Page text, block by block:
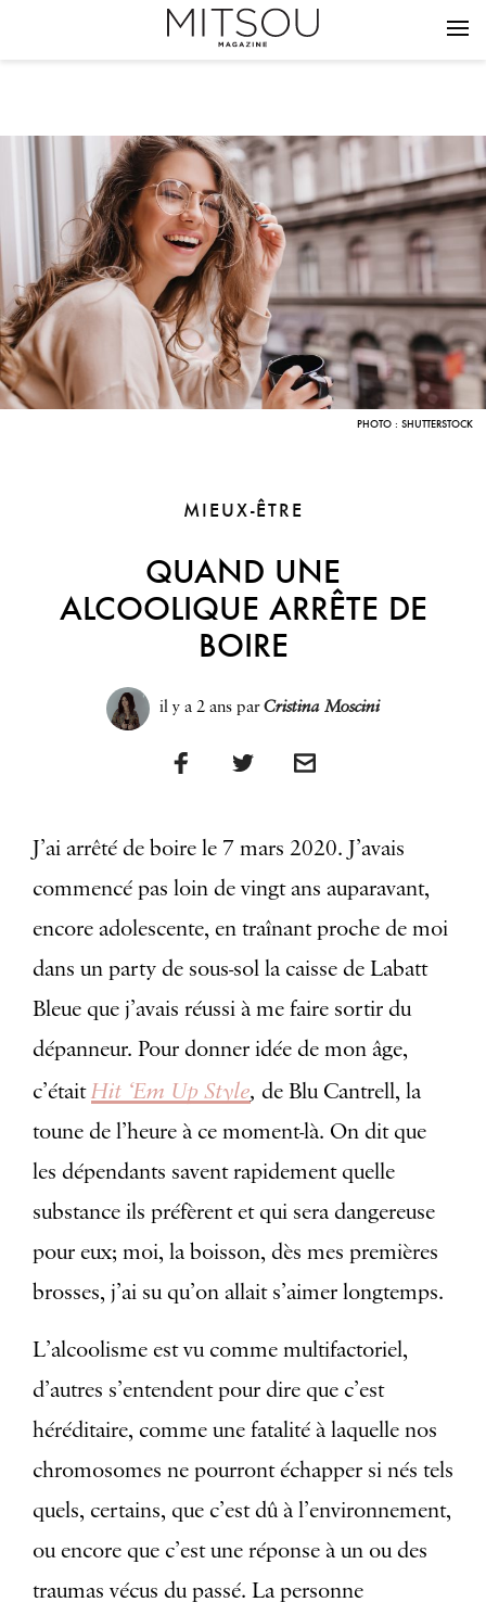
PHOTO : SHUTTERSTOCK
MIEUX-ÊTRE
QUAND UNE
ALCOOLIQUE ARRÊTE DE
BOIRE
il y a 2 ansparCristina Moscini
J’ai arrêté de boire le 7 mars 2020. J’avais
commencé pas loin de vingt ans auparavant,
encore adolescente, en traînant proche de moi
dans un party de sous-sol la caisse de Labatt
Bleue que j’avais réussi à me faire sortir du
dépanneur. Pour donner idée de mon âge,
c’était Hit ‘Em Up Style, de Blu Cantrell, la
toune de l’heure à ce moment-là. On dit que
les dépendants savent rapidement quelle
substance ils préfèrent et qui sera dangereuse
pour eux; moi, la boisson, dès mes premières
brosses, j’ai su qu’on allait s’aimer longtemps.
L’alcoolisme est vu comme multifactoriel,
d’autres s’entendent pour dire que c’est
héréditaire, comme une fatalité à laquelle nos
chromosomes ne pourront échapper si nés tels
quels, certains, que c’est dû à l’environnement,
ou encore que c’est une réponse à un ou des
traumas vécus du passé. La personne